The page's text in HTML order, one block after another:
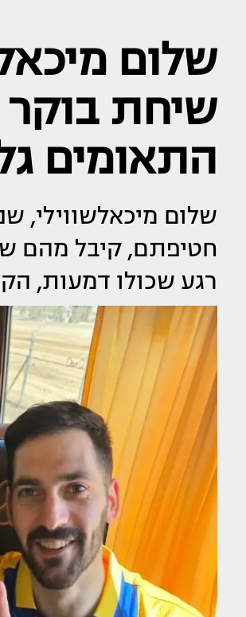
שלום
שיחת
התאומים
שלום מיכאלשווילי,
חטיפתם, קיבל מהם
רגע שכולו דמעות,